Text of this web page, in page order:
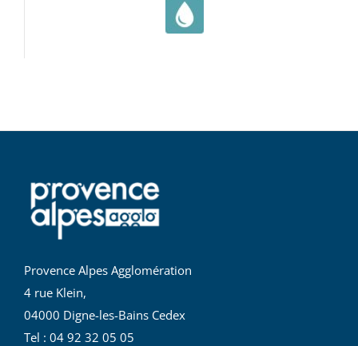
Provence Alpes Agglomération
4 rue Klein,
04000 Digne-les-Bains Cedex
Tel : 04 92 32 05 05